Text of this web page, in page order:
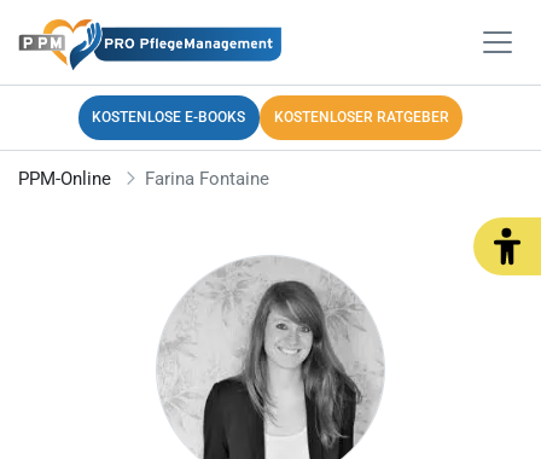
KOSTENLOSE E-BOOKS KOSTENLOSER RATGEBER
PPM-Online Farina Fontaine